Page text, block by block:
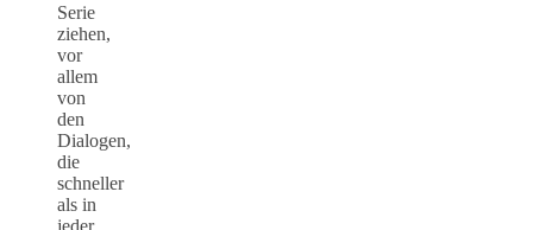
Serie
ziehen,
vor
allem
von
den
Dialogen,
die
schneller
als in
jeder